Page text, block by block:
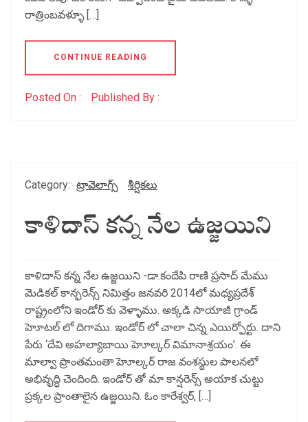
రాత్రింబవళ్ళూ […]
CONTINUE READING
Posted On : Published By :
Category: ట్రావెలాగ్స్ శీర్షికలు
కాళిదాస్ కన్న నేల ఉజ్జయిని
కాళిదాస్ కన్న నేల ఉజ్జయిని -డా.కందేపి రాణి ప్రసాద్ మేము
మెడికల్ కాన్ఫరెన్స్ నిమిత్తం జనవరి 2014లో మధ్యప్రదేశ్
రాష్ట్రంలోని ఇండోర్ కు వెళ్ళాము. అక్కడి సాయాజీ గ్రాండ్
హెూటల్ లో దిగాము. ఇండోర్ లో చాలా చిన్న ఎయిర్పోర్టు. దాని
పేరు ‘దేవి అహల్యాబాయి హెూల్కర్ విమానాశ్రయం’. ఈ
మాల్వా ప్రాంతమంతా హెూల్కర్ రాజ వంశస్థుల పాలనలో
అభివృద్ధి చెందింది. ఇండోర్ తో మా కాన్షరెన్స్ అయాక చుట్టు
ప్రక్కల ప్రాంతాలైన ఉజ్జయిని. ఓం కారేశ్వర్, […]